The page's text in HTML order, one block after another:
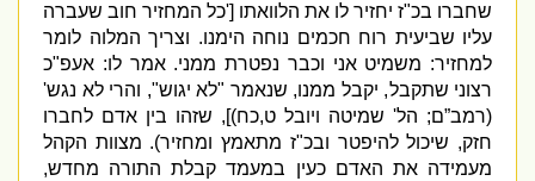
שחברו בכ"ז יחזיר לו את הלוואתו['כל המחזיר חוב שעברה
עליו שביעית רוח חכמים נוחה הימנו.וצריך המלוה לומר
למחזיר:משמיט אני וכבר נפטרת ממני.אמר לו :אעפ"כ
רצוני שתקבל,יקבל ממנו,שנאמר"לא יגוש",והרי לא נגש'
רמב”ם;הל'שמיטה ויובל ט כח)],שזהו בין אדם לחברו
חזק,שיכול להיפטר ובכ"ז מתאמץ ומחזיר).מצוות הקהל
מעמידה את האדם כעין במעמד קבלת התורה מחדש,